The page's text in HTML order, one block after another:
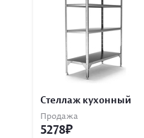
Стеллаж кухонный
Продажа
5278